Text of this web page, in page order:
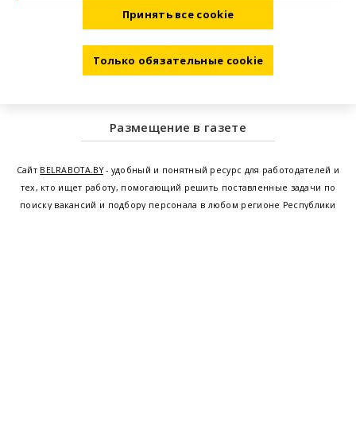
Размещение в газете
Сайт BELRABOTA.BY- удобный и понятный ресурс для работодателей и
тех, кто ищет работу, помогающий решить поставленные задачи по
поиску вакансий и подбору персонала в любом регионе Республики
Принять все cookie
Только обязательные cookie